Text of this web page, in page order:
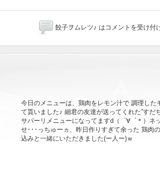
餃子ヲムレツ♪ は コメントを受け付
今日のメニューは、鶏肉をレモン汁で 調理した
て貰いました♪ 細君の友達が送ってくれた”すだ
サパーリメニューになってますd（゜∀゜＊）ネ
せ･･･っちゅーヵ、昨日作りすぎて余った 鶏肉
込みと一緒にいただきました(ー人ー)ｗ